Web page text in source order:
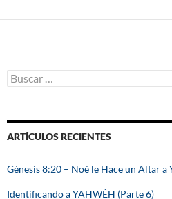
B
u
a
r
ARTÍCULOS RECIENTES
Génesis 8:20 – Noé le Hace un Altar a
Identificando a YAHWÉH (Parte 6)